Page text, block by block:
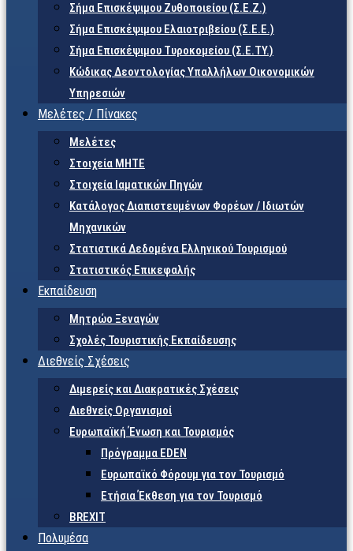
Σήμα Επισκέψιμου Ζυθοποιείου (Σ.Ε.Ζ.)
Σήμα Επισκέψιμου Ελαιοτριβείου (Σ.Ε.Ε.)
Σήμα Επισκέψιμου Τυροκομείου (Σ.Ε.TY.)
Κώδικας Δεοντολογίας Υπαλλήλων Οικονομικών
Υπηρεσιών
Μελέτες / Πίνακες
Μελέτες
Στοιχεία ΜΗΤΕ
Στοιχεία Ιαματικών Πηγών
Κατάλογος Διαπιστευμένων Φορέων / Ιδιωτών
Μηχανικών
Στατιστικά Δεδομένα Ελληνικού Τουρισμού
Στατιστικός Επικεφαλής
Εκπαίδευση
Μητρώο Ξεναγών
Σχολές Τουριστικής Εκπαίδευσης
Διεθνείς Σχέσεις
Διμερείς και Διακρατικές Σχέσεις
Διεθνείς Οργανισμοί
Ευρωπαϊκή Ένωση και Τουρισμός
Πρόγραμμα EDEN
Ευρωπαϊκό Φόρουμ για τον Τουρισμό
Ετήσια Έκθεση για τον Τουρισμό
BREXIT
Πολυμέσα